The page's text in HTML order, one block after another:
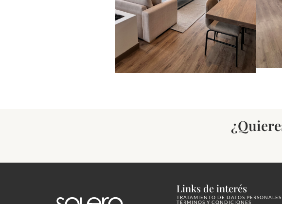
Links de interés
TRATAMIENTO DE DATOS PERSONALES
TÉRMINOS Y CONDICIONES